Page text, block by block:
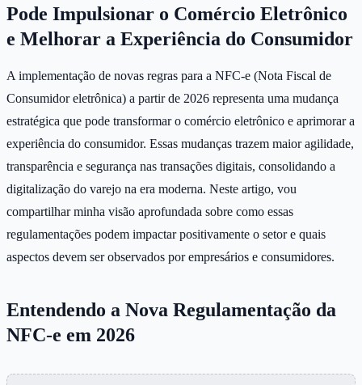
Pode Impulsionar o Comércio Eletrônico
e Melhorar a Experiência do Consumidor
A implementação de novas regras para a NFC-e (Nota Fiscal de
Consumidor eletrônica) a partir de 2026 representa uma mudança
estratégica que pode transformar o comércio eletrônico e aprimorar a
experiência do consumidor. Essas mudanças trazem maior agilidade,
transparência e segurança nas transações digitais, consolidando a
digitalização do varejo na era moderna. Neste artigo, vou
compartilhar minha visão aprofundada sobre como essas
regulamentações podem impactar positivamente o setor e quais
aspectos devem ser observados por empresários e consumidores.
Entendendo a Nova Regulamentação da
NFC-e em 2026